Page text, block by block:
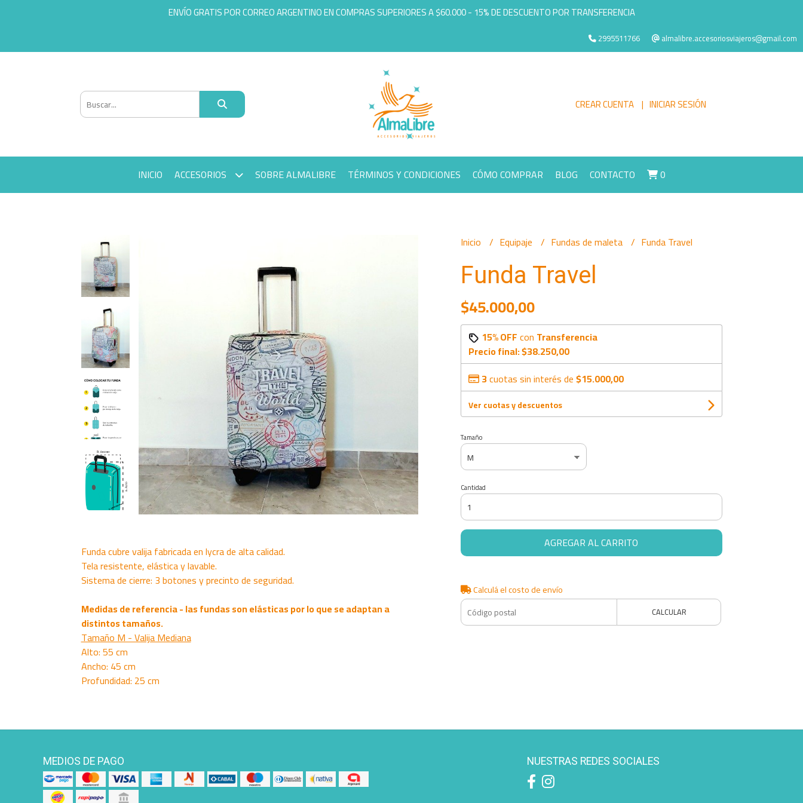
ENVÍO GRATIS POR CORREO ARGENTINO EN COMPRAS SUPERIORES A $60.000 - 15% DE DESCUENTO POR TRANSFERENCIA
2995511766 almalibre.accesoriosviajeros@gmail.com
CREAR CUENTA INICIAR SESIÓN
INICIO ACCESORIOS SOBRE ALMALIBRE TÉRMINOS Y CONDICIONES CÓMO COMPRAR BLOG CONTACTO 0
Funda cubre valija fabricada en lycra de alta calidad.
Tela resistente, elástica y lavable.
Sistema de cierre: 3 botones y precinto de seguridad.
Medidas de referencia - las fundas son elásticas por lo que se adaptan a
distintos tamaños.
Tamaño M - Valija Mediana
Alto: 55 cm
Ancho: 45 cm
Profundidad: 25 cm
Inicio Equipaje Fundas de maleta Funda Travel
Funda Travel
$45.000,00
15% OFFcon Transferencia
Precio final:$38.250,00
3cuotas sin interés de$15.000,00
Ver cuotas y descuentos
Tamaño
Cantidad
AGREGAR AL CARRITO
Calculá el costo de envío
CALCULAR
MEDIOS DE PAGO NUESTRAS REDES SOCIALES